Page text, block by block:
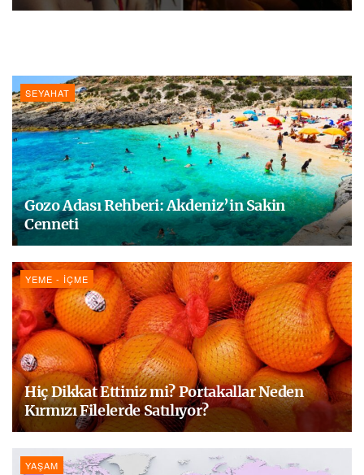
SEYAHAT
Gozo Adası Rehberi: Akdeniz’in Sakin
Cenneti
YEME - İÇME
Hiç Dikkat Ettiniz mi? Portakallar Neden
Kırmızı Filelerde Satılıyor?
YAŞAM